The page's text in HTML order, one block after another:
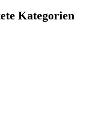
Kategorien